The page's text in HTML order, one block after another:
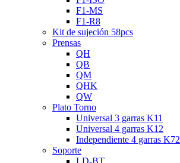
F1-MS
F1-R8
Kit de sujeción 58pcs
Prensas
QH
QB
QM
QHK
QW
Plato Torno
Universal 3 garras K11
Universal 4 garras K12
Independiente 4 garras K72
Soporte
LD-BT